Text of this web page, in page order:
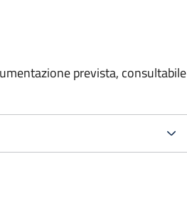
prevista, consultabile